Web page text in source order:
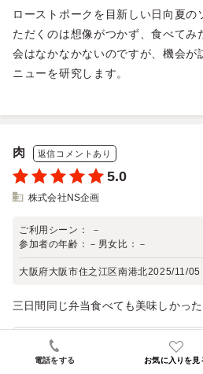
ローストポークを目新しい日向夏
ただくのは想像がつかず、食べてみ
会はなかなかないのですが、機会が
ニューを研究します。
肉 返信コメントあり
5.0
株式会社NS企画
ご利用シーン：
－
参加者の年齢： － 男女比： －
大阪府大阪市住之江区南港北2025/11/05
三日間同じ弁当食べても美味しかっ
口コミへの返信
電話をする お気に入りを見